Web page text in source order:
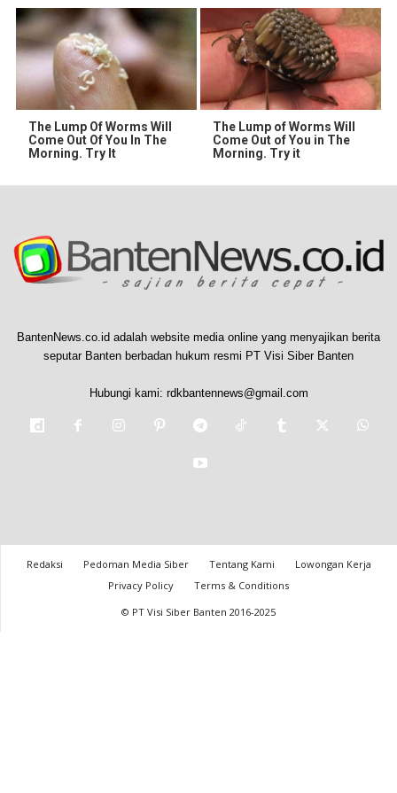
The Lump Of Worms Will
Come Out Of You In The
Morning. Try It
The Lump of Worms Will
Come Out of You in The
Morning. Try it
BantenNews.co.id adalah website media online yang menyajikan berita
seputar Banten berbadan hukum resmi PT Visi Siber Banten
Hubungi kami: rdkbantennews@gmail.com
Redaksi Pedoman Media Siber Tentang Kami
Lowongan Kerja
Privacy Policy
Terms & Conditions
© PT Visi Siber Banten 2016-2025